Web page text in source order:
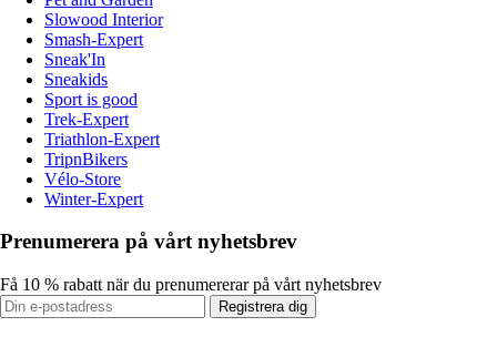
Slowood Interior
Smash-Expert
Sneak'In
Sneakids
Sport is good
Trek-Expert
Triathlon-Expert
TripnBikers
Vélo-Store
Winter-Expert
Prenumerera på vårt nyhetsbrev
Få 10 % rabatt när du prenumererar på vårt nyhetsbrev
Registrera dig